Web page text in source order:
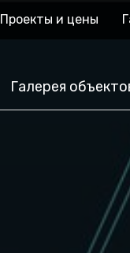
Галерея
Проекты и цены